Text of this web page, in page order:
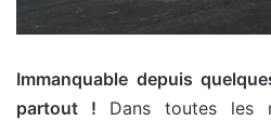
Immanquable depuis
partout ! Dans toutes les